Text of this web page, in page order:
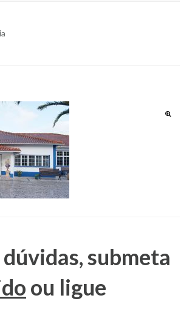
submeta
ou ligue